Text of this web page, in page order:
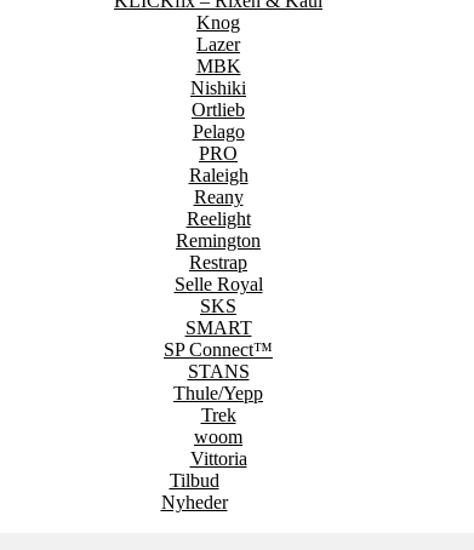
Knog
Lazer
MBK
Nishiki
Ortlieb
Pelago
PRO
Raleigh
Reany
Reelight
Remington
Restrap
Selle Royal
SKS
SMART
SP Connect™
STANS
Thule/Yepp
Trek
woom
Vittoria
Tilbud
Nyheder